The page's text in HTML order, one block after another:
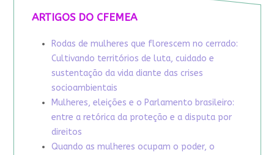
ARTIGOS DO CFEMEA
Rodas de mulheres que florescem no cerrado:
Cultivando territórios de luta, cuidado e
sustentação da vida diante das crises
socioambientais
Mulheres, eleições e o Parlamento brasileiro:
entre a retórica da proteção e a disputa por
direitos
Quando as mulheres ocupam o poder, o